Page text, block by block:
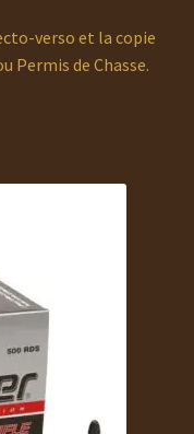
verso et la copie
Permis de Chasse.